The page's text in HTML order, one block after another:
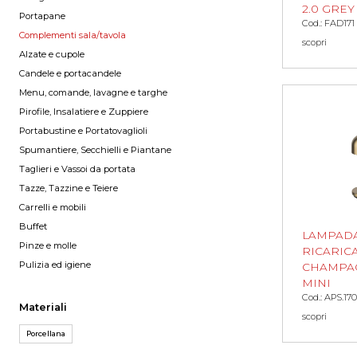
Portapane
Complementi sala/tavola
Alzate e cupole
Candele e portacandele
Menu, comande, lavagne e targhe
Pirofile, Insalatiere e Zuppiere
Portabustine e Portatovaglioli
Spumantiere, Secchielli e Piantane
Taglieri e Vassoi da portata
Tazze, Tazzine e Teiere
Carrelli e mobili
Buffet
Pinze e molle
Pulizia ed igiene
Materiali
Porcellana
2.0
Cod.: FAD171
scopri
MINI
Cod.:
scopri